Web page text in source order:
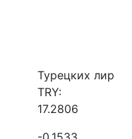
Турецких лир
TRY:
17.2806